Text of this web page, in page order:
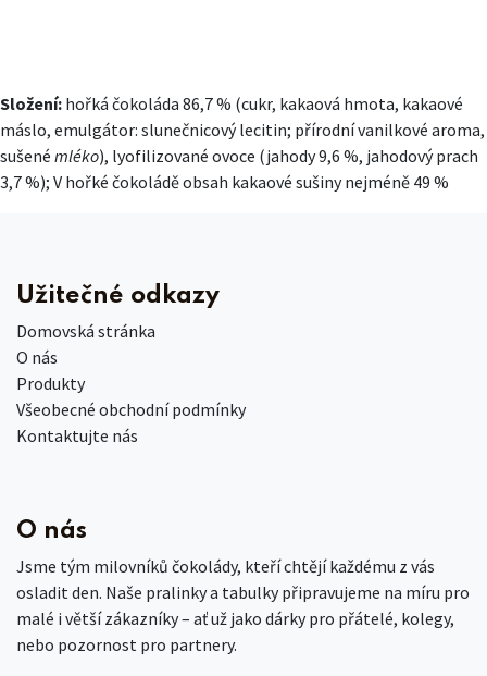
Složení: hořká čokoláda 86,7 % (cukr, kakaová hmota, kakaové
máslo, emulgátor: slunečnicový lecitin; přírodní vanilkové aroma,
sušené mléko), lyofilizované ovoce (jahody 9,6 %, jahodový prach
3,7 %); V hořké čokoládě obsah kakaové sušiny nejméně 49 %
Užitečné odkazy
Domovská stránka
O nás
Produkty
Všeobecné obchodní podmínky
Kontaktujte nás
O nás
Jsme tým milovníků čokolády, kteří chtějí každému z vás
osladit den. Naše pralinky a tabulky připravujeme na míru pro
malé i větší zákazníky – ať už jako dárky pro přátelé, kolegy,
nebo pozornost pro partnery.